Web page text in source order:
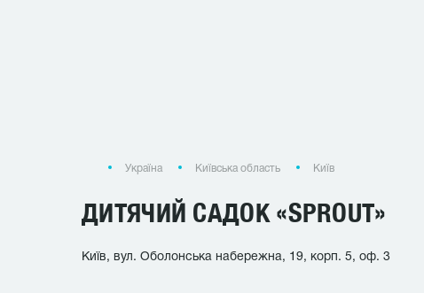
Україна Київська область Київ
ДИТЯЧИЙ САДОК «SPROUT»
Київ, вул. Оболонська набережна, 19, корп. 5, оф. 3